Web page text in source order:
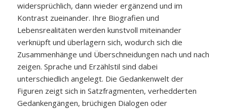
widersprüchlich, dann wieder ergänzend und im
Kontrast zueinander. Ihre Biografien und
Lebensrealitäten werden kunstvoll miteinander
verknüpft und überlagern sich, wodurch sich die
Zusammenhänge und Überschneidungen nach und nach
zeigen. Sprache und Erzählstil sind dabei
unterschiedlich angelegt. Die Gedankenwelt der
Figuren zeigt sich in Satzfragmenten, verhedderten
Gedankengängen, brüchigen Dialogen oder